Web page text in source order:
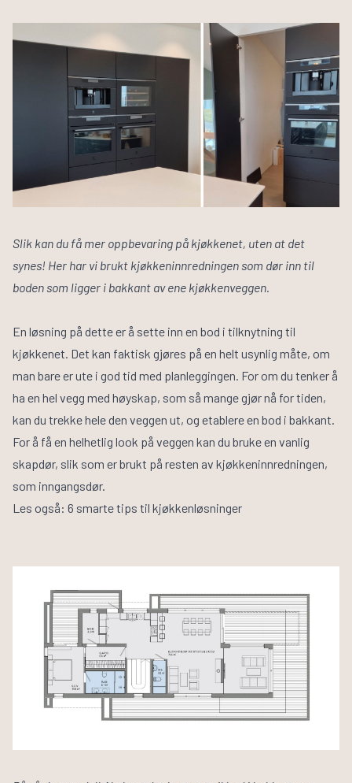
Slik kan du få mer oppbevaring på kjøkkenet, uten at det
synes! Her har vi brukt kjøkkeninnredningen som dør inn til
boden som ligger i bakkant av ene kjøkkenveggen.
En løsning på dette er å sette inn en bod i tilknytning til
kjøkkenet. Det kan faktisk gjøres på en helt usynlig måte, om
man bare er ute i god tid med planleggingen. For om du tenker å
ha en hel vegg med høyskap, som så mange gjør nå for tiden,
kan du trekke hele den veggen ut, og etablere en bod i bakkant.
For å få en helhetlig look på veggen kan du bruke en vanlig
skapdør, slik som er brukt på resten av kjøkkeninnredningen,
som inngangsdør.
Les også: 6 smarte tips til kjøkkenløsninger